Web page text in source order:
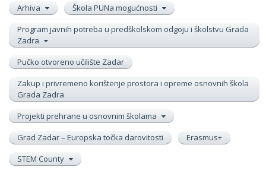
Arhiva
Škola PUNa mogućnosti
Program javnih potreba u predškolskom odgoju i školstvu Grada
Zadra
Pučko otvoreno učilište Zadar
Zakup i privremeno korištenje prostora i opreme osnovnih škola
Grada Zadra
Projekti prehrane u osnovnim školama
Grad Zadar – Europska točka darovitosti
Erasmus+
STEM County